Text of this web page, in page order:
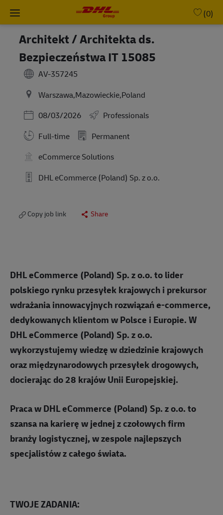
Skip to main content
(0)
Architekt / Architekta ds.
Bezpieczeństwa IT 15085
AV-357245
Warszawa,Mazowieckie,Poland
Posted Date
08/03/2026
Professionals
Full-time
Permanent
eCommerce Solutions
DHL eCommerce (Poland) Sp. z o.o.
Copy job link Share
DHL eCommerce (Poland) Sp. z o.o. to lider
polskiego rynku przesyłek krajowych i prekursor
wdrażania innowacyjnych rozwiązań e-commerce,
dedykowanych klientom w Polsce i Europie. W
DHL eCommerce (Poland) Sp. z o.o.
wykorzystujemy wiedzę w dziedzinie krajowych
oraz międzynarodowych przesyłek drogowych,
docierając do 28 krajów Unii Europejskiej.
Praca w DHL eCommerce (Poland) Sp. z o.o. to
szansa na karierę w jednej z czołowych firm
branży logistycznej, w zespole najlepszych
specjalistów z całego świata.
TWOJE ZADANIA: